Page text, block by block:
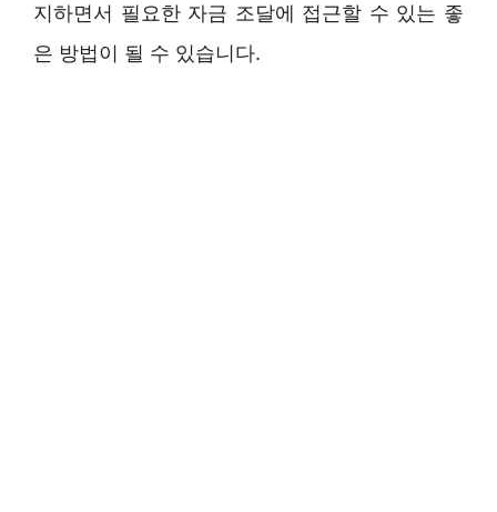
지하면서 필요한 자금 조달에 접근할 수 있는 좋
은 방법이 될 수 있습니다.